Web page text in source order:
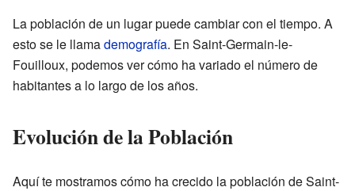
La población de un lugar puede cambiar con el tiempo. A
esto se le llamademografía. En Saint-Germain-le-
Fouilloux, podemos ver cómo ha variado el número de
habitantes a lo largo de los años.
Evolución de la Población
Aquí te mostramos cómo ha crecido la población de Saint-